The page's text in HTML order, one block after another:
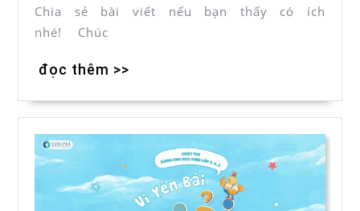
Chia sẻ bài viết nếu bạn thấy có ích
nhé! Chúc
đọc thêm >>